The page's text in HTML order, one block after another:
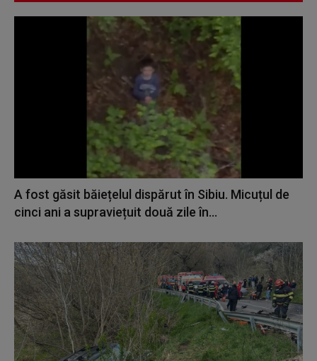
A fost găsit băiețelul dispărut în Sibiu. Micuțul de
cinci ani a supraviețuit două zile în...